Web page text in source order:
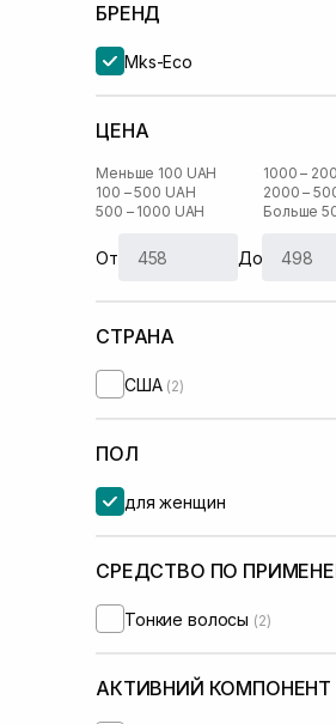
БРЕНД
Mks-Eco
ЦЕНА
Меньше 100 UAH
100 – 500 UAH
500 – 1000 UAH
1000 –
2000 –
Больше
От До
СТРАНА
США (2)
ПОЛ
для женщин
СРЕДСТВО ПО
Тонкие волосы (2)
АКТИВНИЙ КОМПОНЕНТ